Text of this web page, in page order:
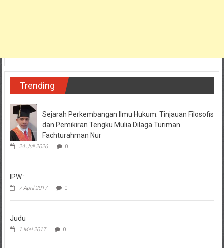
Trending
Sejarah Perkembangan Ilmu Hukum: Tinjauan Filosofis
dan Pemikiran Tengku Mulia Dilaga Turiman
Fachturahman Nur
24 Juli 2026 0
IPW :
7 April 2017 0
Judu
1 Mei 2017 0